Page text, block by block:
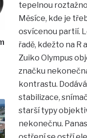
tepelnou
Měsíce, kde je
osvícenou partií.
řadě, kdežto na R
Zuiko Olympus
značku
kontrastu.
stabilizace,
starší typy
nekonečnu.